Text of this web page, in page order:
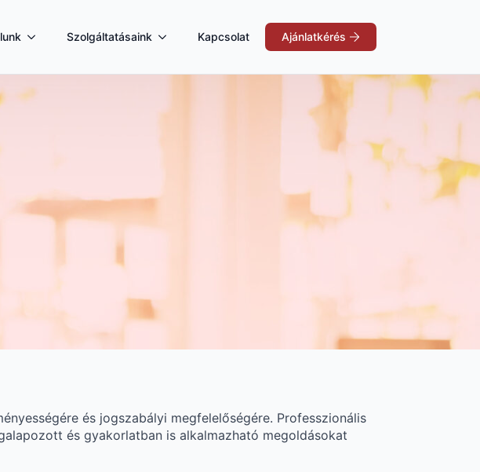
Szolgáltatásaink Kapcsolat Ajánlatkérés
és jogszabályi megfelelőségére. Professzionális
és gyakorlatban is alkalmazható megoldásokat